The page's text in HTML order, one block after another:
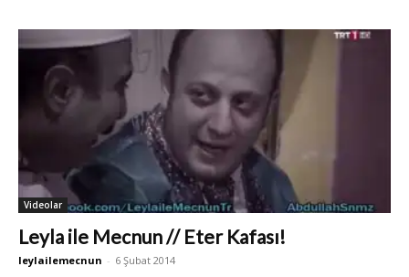
Videolar
Leyla ile Mecnun // Eter Kafası!
leylailemecnun - 6 Şubat 2014